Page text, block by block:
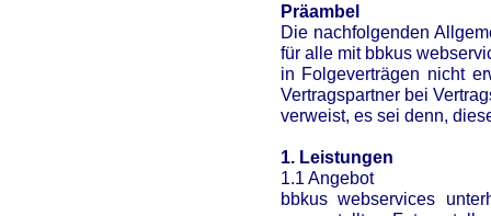
Präambel
Die nachfolgenden
für alle mit bbkus
in Folgeverträgen nicht
Vertragspartner bei
verweist, es sei denn,
1. Leistungen
1.1 Angebot
bbkus webservices